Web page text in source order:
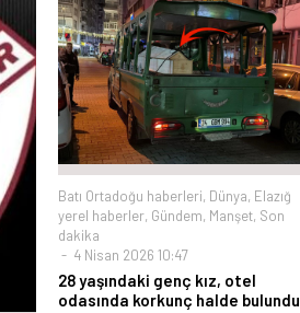
Batı Ortadoğu haberleri, Dünya, Elazığ
yerel haberler, Gündem, Manşet, Son
dakika
4 Nisan 2026 10:47
28 yaşındaki genç kız, otel
odasında korkunç halde bulundu